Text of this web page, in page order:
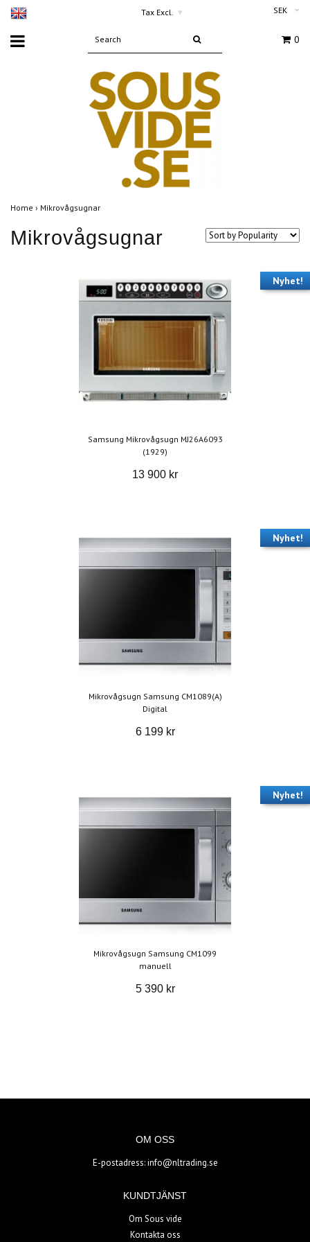
Tax Excl. ▾ SEK
0
Home › Mikrovågsugnar
Mikrovågsugnar
Nyhet!
Samsung Mikrovågsugn MJ26A6093
(1929)
13 900 kr
Nyhet!
Mikrovågsugn Samsung CM1089(A)
Digital
6 199 kr
Nyhet!
Mikrovågsugn Samsung CM1099
manuell
5 390 kr
OM OSS
E-postadress:info@nltrading.se
KUNDTJÄNST
Om Sous vide
Kontakta oss